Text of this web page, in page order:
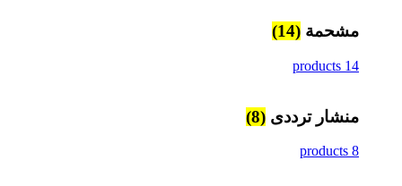
مشحمة (14)
14 products
منشار ترددى (8)
8 products